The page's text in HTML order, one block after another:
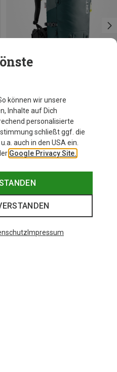
Ortovox
Peak 45 Rucksack
CHF 257.40
können wir unsere
Inhalte auf Dich
personalisierte
schließt ggf. die
auch in den USA ein.
Google Privacy Site.
Impressum